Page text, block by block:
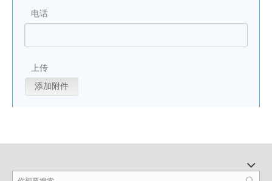
电话
上传
添加附件
提交